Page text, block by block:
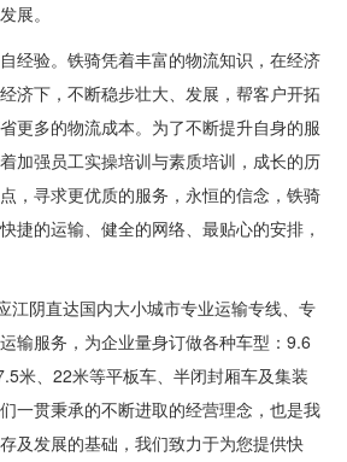
展。
经验。铁骑凭着丰富的物流知识，在经济
济下，不断稳步壮大、发展，帮客户开拓
更多的物流成本。为了不断提升自身的服
加强员工实操培训与素质培训，成长的历
，寻求更优质的服务，永恒的信念，铁骑
捷的运输、健全的网络、最贴心的安排，
江阴直达国内大小城市专业运输专线、专
输服务，为企业量身订做各种车型：9.6
米、22米等平板车、半闭封厢车及集装
一贯秉承的不断进取的经营理念，也是我
及发展的基础，我们致力于为您提供快